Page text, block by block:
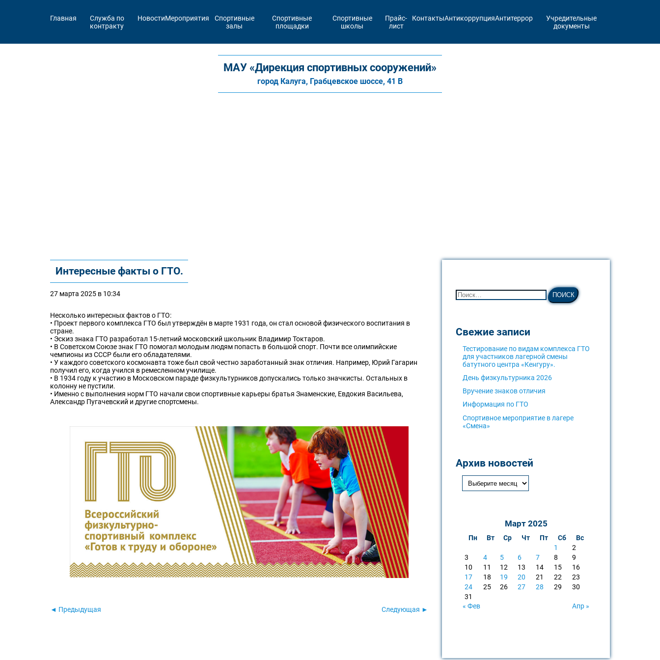
Главная
Служба по
контракту
НовостиМероприятия
Спортивные
залы
Спортивные
площадки
Спортивные
школы
Прайс-
лист
КонтактыАнтикоррупцияАнтитеррор
Учредительные
документы
МАУ «Дирекция спортивных сооружений»
город Калуга, Грабцевское шоссе, 41 В
Интересные факты о ГТО.
27 марта 2025 в 10:34
Несколько интересных фактов о ГТО:
• Проект первого комплекса ГТО был утверждён в марте 1931 года, он стал основой физического воспитания в
стране.
• Эскиз знака ГТО разработал 15-летний московский школьник Владимир Токтаров.
• В Советском Союзе знак ГТО помогал молодым людям попасть в большой спорт. Почти все олимпийские
чемпионы из СССР были его обладателями.
• У каждого советского космонавта тоже был свой честно заработанный знак отличия. Например, Юрий Гагарин
получил его, когда учился в ремесленном училище.
• В 1934 году к участию в Московском параде физкультурников допускались только значкисты. Остальных в
колонну не пустили.
• Именно с выполнения норм ГТО начали свои спортивные карьеры братья Знаменские, Евдокия Васильева,
Александр Пугачевский и другие спортсмены.
◄ Предыдущая Следующая ►
Свежие записи
Тестирование по видам комплекса ГТО
для участников лагерной смены
батутного центра «Кенгуру».
День физкультурника 2026
Вручение знаков отличия
Информация по ГТО
Спортивное мероприятие в лагере
«Смена»
Архив новостей
Март 2025
Пн Вт Ср Чт Пт Сб
Вс
1
2
3
4 5 6 7 8
9
10
11 12 13 14 15
16
17
18 19 20 21 22
23
24
25 26 27 28 29
30
31
« Фев
Апр »